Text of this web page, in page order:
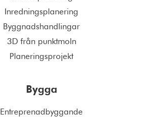
Inredningsplanering
Byggnadshandlingar
3D från punktmoln
Planeringsprojekt
Bygga
Entreprenadbyggande